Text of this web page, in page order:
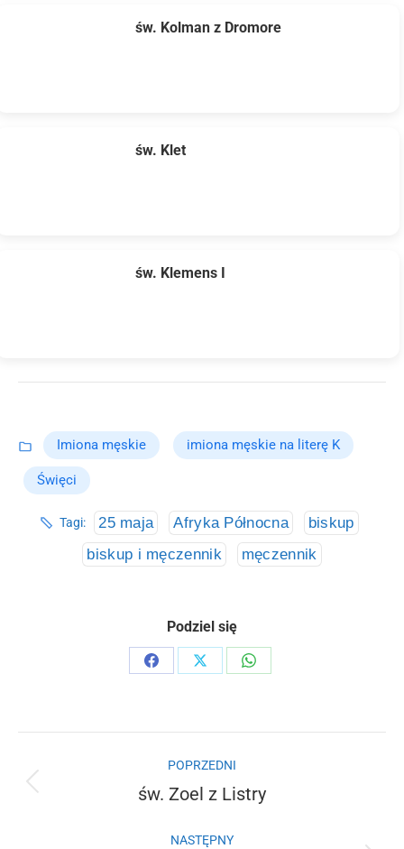
św. Kolman z Dromore
św. Klet
św. Klemens I
Imiona męskie imiona męskie na literę K
Święci
Tagi: 25 maja Afryka Północna
biskup
biskup i męczennik
męczennik
Podziel się
Share
Share
Share
wpisów
POPRZEDNI
Poprzedni
św. Zoel z Listry
NASTĘPNY